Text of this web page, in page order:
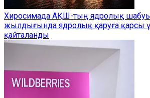
Хиросимада АҚШ-тың ядролық
жылдығында ядролық қаруға қарсы
қайталанды